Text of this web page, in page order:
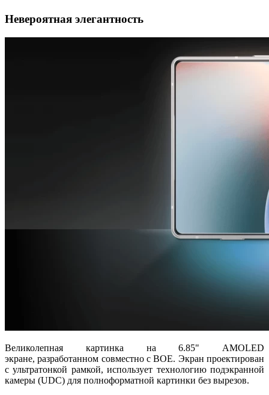
Невероятная элегантность
Великолепная картинка на 6.85" AMOLED
экране, разработанном совместно с BOE. Экран проектирован
с ультратонкой рамкой, использует технологию подэкранной
камеры (UDC) для полноформатной картинки без вырезов.